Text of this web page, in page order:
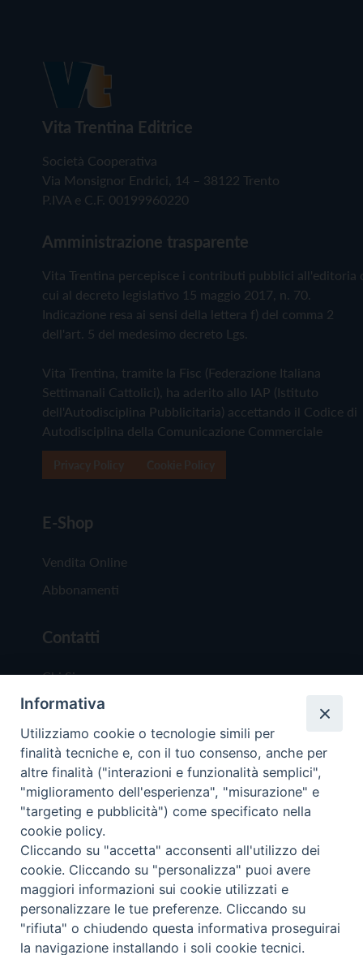
Vita Trentina Editrice
Società Cooperativa
Via Monsignor Endrici, 14 – 38122 Trento
P.IVA e C.F. 00199960220
Amministrazione trasparente
Vita Trentina percepisce i contributi pubblici all'editoria
cui al decreto legislativo 15 maggio 2017, n. 70.
Indicazione resa ai sensi della lettera f) del comma 2
dell'art. 5 del medesimo decreto Lgs.
Vita Trentina, tramite la Fisc (Federazione Italiana
Settimanali Cattolici), ha aderito allo IAP (Istituto
dell'Autodisciplina Pubblicitaria) accettando il Codice di
Autodisciplina della Comunicazione Commerciale
E-Shop
Vendita Online
Abbonamenti
Contatti
Chi Siamo
Redazione
Scrivici
Copyright © 2019 - Tutti i diritti riservati - Vita
Trentina Editrice
Privacy Policy
Torna
Informativa
Utilizziamo cookie o tecnologie simili per
finalità tecniche e, con il tuo consenso, anche per
altre finalità ("interazioni e funzionalità semplici",
"miglioramento dell'esperienza", "misurazione" e
"targeting e pubblicità") come specificato nella
cookie policy.
Cliccando su "accetta" acconsenti all'utilizzo dei
cookie. Cliccando su "personalizza" puoi avere
maggiori informazioni sui cookie utilizzati e
personalizzare le tue preferenze. Cliccando su
"rifiuta" o chiudendo questa informativa proseguirai
la navigazione installando i soli cookie tecnici.